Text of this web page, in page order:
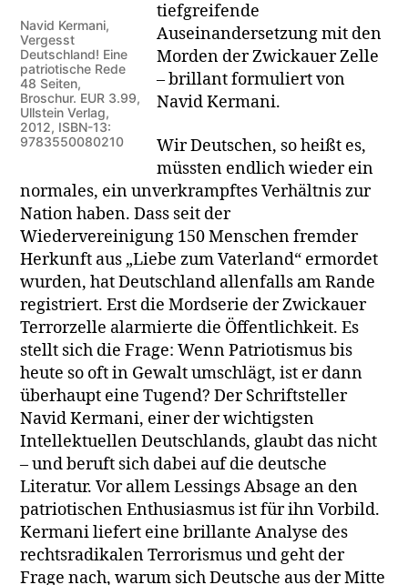
Navid Kermani,
Vergesst
Deutschland! Eine
patriotische Rede
48 Seiten,
Broschur. EUR 3.99,
Ullstein Verlag,
2012, ISBN-13:
9783550080210
tiefgreifende
Auseinandersetzung mit den
Morden der Zwickauer Zelle
– brillant formuliert von
Navid Kermani.
Wir Deutschen, so heißt es,
müssten endlich wieder ein
normales, ein unverkrampftes Verhältnis zur
Nation haben. Dass seit der
Wiedervereinigung 150 Menschen fremder
Herkunft aus „Liebe zum Vaterland“ ermordet
wurden, hat Deutschland allenfalls am Rande
registriert. Erst die Mordserie der Zwickauer
Terrorzelle alarmierte die Öffentlichkeit. Es
stellt sich die Frage: Wenn Patriotismus bis
heute so oft in Gewalt umschlägt, ist er dann
überhaupt eine Tugend? Der Schriftsteller
Navid Kermani, einer der wichtigsten
Intellektuellen Deutschlands, glaubt das nicht
– und beruft sich dabei auf die deutsche
Literatur. Vor allem Lessings Absage an den
patriotischen Enthusiasmus ist für ihn Vorbild.
Kermani liefert eine brillante Analyse des
rechtsradikalen Terrorismus und geht der
Frage nach, warum sich Deutsche aus der Mitte